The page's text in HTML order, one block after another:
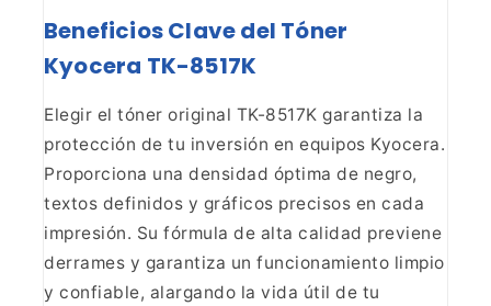
Beneficios Clave del Tóner
Kyocera TK-8517K
Elegir el tóner original TK-8517K garantiza la
protección de tu inversión en equipos Kyocera.
Proporciona una densidad óptima de negro,
textos definidos y gráficos precisos en cada
impresión. Su fórmula de alta calidad previene
derrames y garantiza un funcionamiento limpio
y confiable, alargando la vida útil de tu